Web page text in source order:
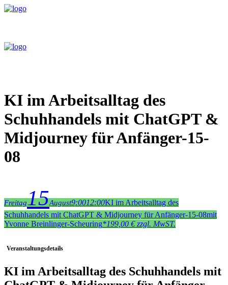
KI im Arbeitsalltag des
Schuhhandels mit ChatGPT &
Midjourney für Anfänger-15-
08
Freitag15August9:0012:00KI im Arbeitsalltag des
Schuhhandels mit ChatGPT & Midjourney für Anfänger-15-08mit
Yvonne Breinlinger-Scheuring*199,00 € zzgl. MwST.
Veranstaltungsdetails
KI im Arbeitsalltag des Schuhhandels mit